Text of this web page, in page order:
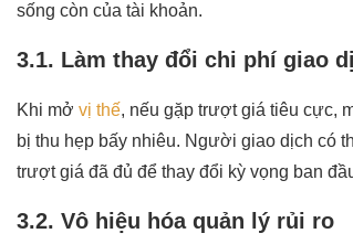
sống còn của tài khoản.
3.1. Làm thay đổi chi phí giao
Khi mở vị thế, nếu gặp trượt giá tiêu cực,
bị thu hẹp bấy nhiêu. Người giao dịch có
trượt giá đã đủ để thay đổi kỳ vọng ban
3.2. Vô hiệu hóa quản lý rủi ro